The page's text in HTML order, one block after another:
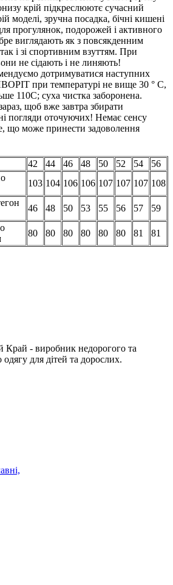
крій підкреслюютє сучасний
моделі, зручна посадка, бічні кишені
прогулянок, подорожей і активного
виглядають як з повсякденним
і зі спортивним взуттям. При
не сідають і не линяють!
дотримуватися наступних
при температурі не вище 30 ° С,
110С; суха чистка заборонена.
щоб вже завтра збирати
погляди оточуючих! Немає сенсу
що може принести задоволення
42 44 46 48 50 52 54
56
103 104 106 106 107 107 107 108
46 48 50 53 55 56 57
59
80 80 80 80 80 80 81 81
Край - виробник недорогого та
для дітей та дорослих.